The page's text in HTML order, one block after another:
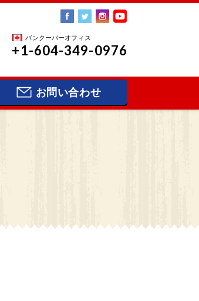
バンクーバーオフィス
+1-604-349-0976
お問い合わせ